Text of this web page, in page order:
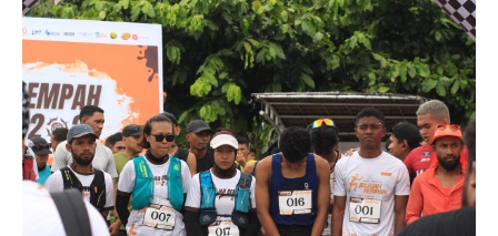
KABUPATEN
MALUKU
TENGAH
PERKUAT
KOLABORASI
LITERASI
KEPULAUAN